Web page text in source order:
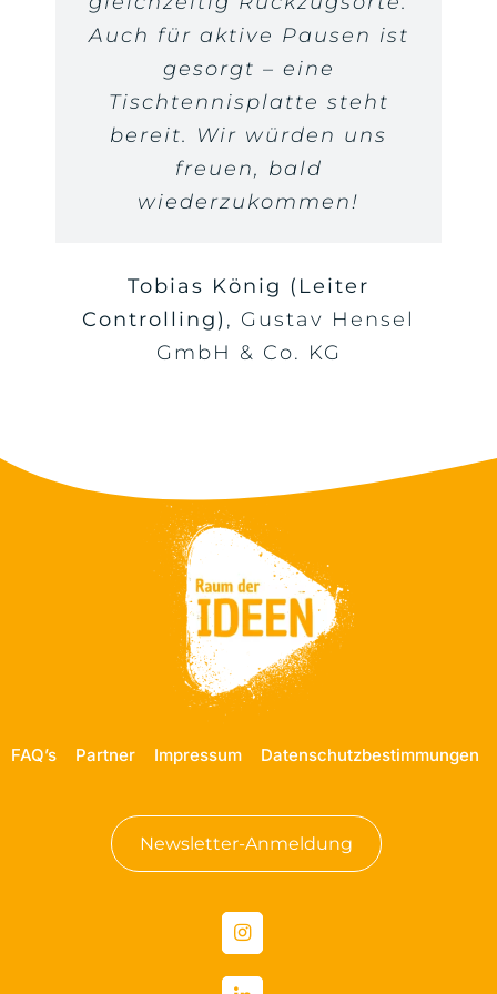
Auch für aktive Pausen ist
gesorgt – eine
Tischtennisplatte steht
bereit. Wir würden uns
freuen, bald
wiederzukommen!
Tobias König (Leiter
Controlling) , Gustav Hensel
GmbH & Co. KG
vergleichbare Örtlichkeit
in der Region.
(Personalwesen)
Geschäftsführung)
Servicegesellschaft mbH
Mittelstand. BVMW e.V.
Bundesverband
FAQ’s Partner Impressum Datenschutzbestimmungen
Newsletter-Anmeldung